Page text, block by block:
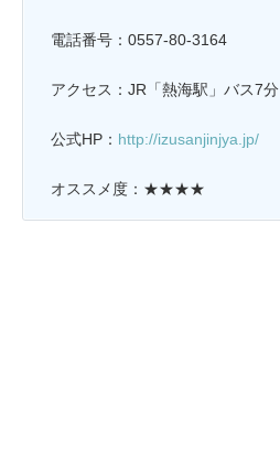
電話番号：0557-80-3164
アクセス：JR「熱海駅」バス7分
公式HP： http://izusanjinjya.jp/
オススメ度：★★★★